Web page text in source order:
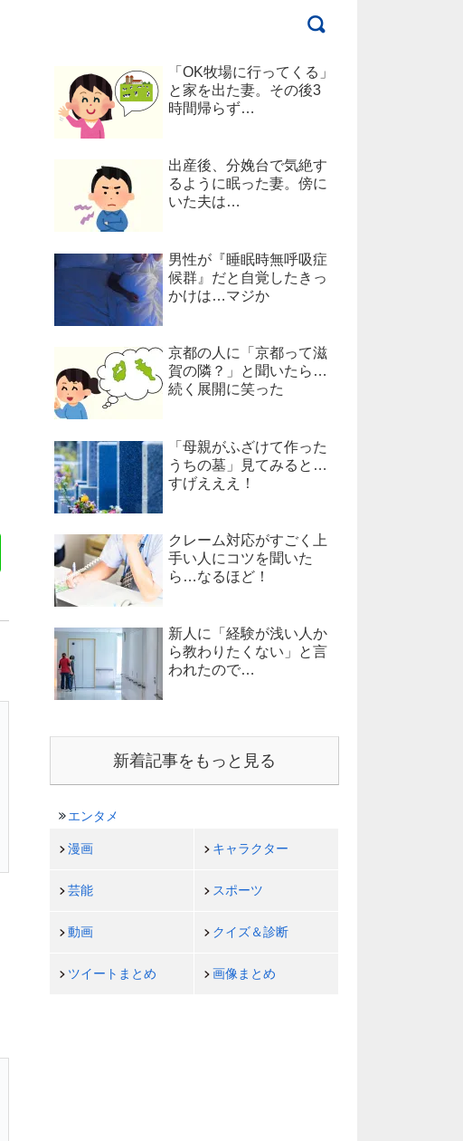
「OK牧場に行ってくる」
と家を出た妻。その後3
時間帰らず…
出産後、分娩台で気絶す
るように眠った妻。傍に
いた夫は…
男性が『睡眠時無呼吸症
候群』だと自覚したきっ
かけは…マジか
京都の人に「京都って滋
賀の隣？」と聞いたら…
続く展開に笑った
「母親がふざけて作った
うちの墓」見てみると…
すげえええ！
クレーム対応がすごく上
手い人にコツを聞いた
ら…なるほど！
新人に「経験が浅い人か
ら教わりたくない」と言
われたので…
新着記事をもっと見る
エンタメ
漫画 キャラクター
芸能 スポーツ
動画 クイズ＆診断
ツイートまとめ 画像まとめ